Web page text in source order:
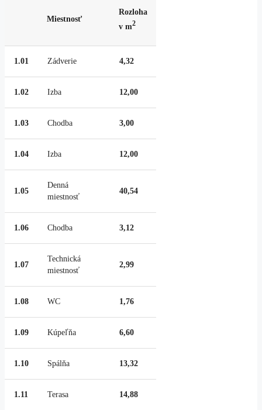
Miestnosť
Rozloha
v m2
1.01 Zádverie 4,32
1.02 Izba 12,00
1.03 Chodba 3,00
1.04 Izba 12,00
1.05
Denná
miestnosť
40,54
1.06 Chodba 3,12
1.07
Technická
miestnosť
2,99
1.08 WC 1,76
1.09 Kúpeľňa 6,60
1.10 Spálňa 13,32
1.11 Terasa 14,88